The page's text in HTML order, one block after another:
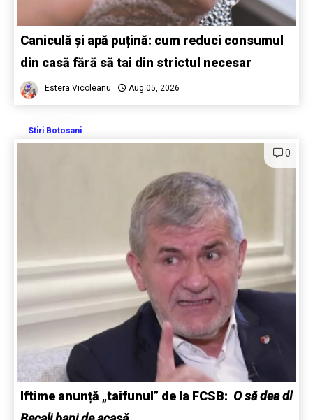
Caniculă și apă puțină: cum reduci consumul
din casă fără să tai din strictul necesar
Estera Vicoleanu Aug 05, 2026
Stiri Botosani
0
Iftime anunță „taifunul” de la FCSB: O să dea dl